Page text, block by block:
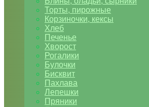
Торты, пирожные
Корзиночки, кексы
Хлеб
Печенье
Хворост
Рогалики
Булочки
Бисквит
Пахлава
Лепешки
Пряники